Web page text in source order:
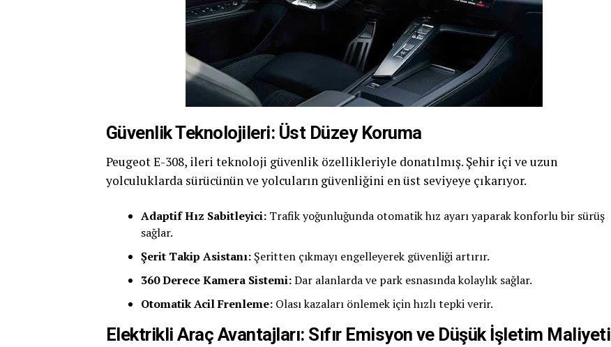
Güvenlik Teknolojileri: Üst Düzey Koruma
Peugeot E-308, ileri teknoloji güvenlik özellikleriyle donatılmış. Şehir içi ve uzun
yolculuklarda sürücünün ve yolcuların güvenliğini en üst seviyeye çıkarıyor.
Adaptif Hız Sabitleyici: Trafik yoğunluğunda otomatik hız ayarı yaparak konforlu bir sürüş
sağlar.
Şerit Takip Asistanı: Şeritten çıkmayı engelleyerek güvenliği artırır.
360 Derece Kamera Sistemi:Dar alanlarda ve park esnasında kolaylık sağlar.
Otomatik Acil Frenleme: Olası kazaları önlemek için hızlı tepki verir.
Elektrikli Araç Avantajları: Sıfır Emisyon ve Düşük İşletim Maliyeti